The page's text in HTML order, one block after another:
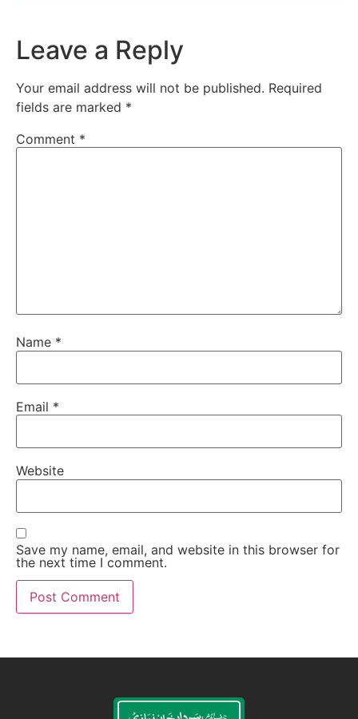
Leave a Reply
Your email address will not be published. Required
fields are marked *
Comment *
Name *
Email *
Website
Save my name, email, and website in this browser for
the next time I comment.